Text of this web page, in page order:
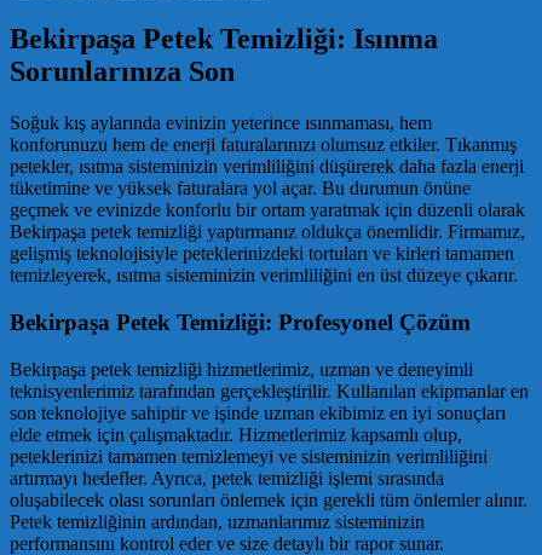
Bekirpaşa Petek Temizliği: Isınma
Sorunlarınıza Son
Soğuk kış aylarında evinizin yeterince ısınmaması, hem
konforunuzu hem de enerji faturalarınızı olumsuz etkiler. Tıkanmış
petekler, ısıtma sisteminizin verimliliğini düşürerek daha fazla enerji
tüketimine ve yüksek faturalara yol açar. Bu durumun önüne
geçmek ve evinizde konforlu bir ortam yaratmak için düzenli olarak
Bekirpaşa petek temizliği yaptırmanız oldukça önemlidir. Firmamız,
gelişmiş teknolojisiyle peteklerinizdeki tortuları ve kirleri tamamen
temizleyerek, ısıtma sisteminizin verimliliğini en üst düzeye çıkarır.
Bekirpaşa Petek Temizliği: Profesyonel Çözüm
Bekirpaşa petek temizliği hizmetlerimiz, uzman ve deneyimli
teknisyenlerimiz tarafından gerçekleştirilir. Kullanılan ekipmanlar en
son teknolojiye sahiptir ve işinde uzman ekibimiz en iyi sonuçları
elde etmek için çalışmaktadır. Hizmetlerimiz kapsamlı olup,
peteklerinizi tamamen temizlemeyi ve sisteminizin verimliliğini
artırmayı hedefler. Ayrıca, petek temizliği işlemi sırasında
oluşabilecek olası sorunları önlemek için gerekli tüm önlemler alınır.
Petek temizliğinin ardından, uzmanlarımız sisteminizin
performansını kontrol eder ve size detaylı bir rapor sunar.